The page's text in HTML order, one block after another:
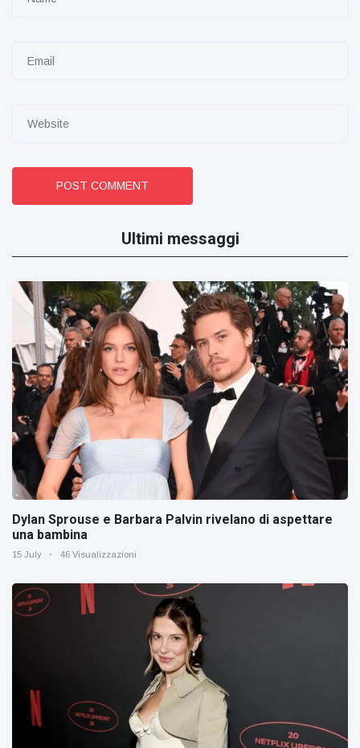
POST COMMENT
Ultimi messaggi
Dylan Sprouse e Barbara Palvin rivelano di aspettare
una bambina
15 July 46 Visualizzazioni